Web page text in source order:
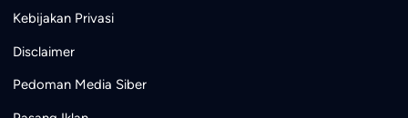
Kebijakan Privasi
Disclaimer
Pedoman Media Siber